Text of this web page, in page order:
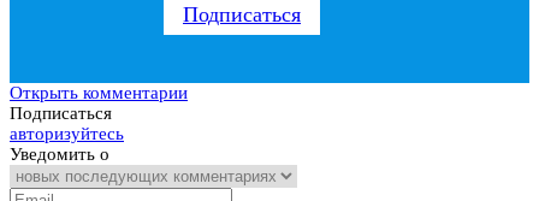
Подписаться
Открыть комментарии
Подписаться
авторизуйтесь
Уведомить о